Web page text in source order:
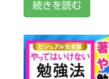
続きを読む